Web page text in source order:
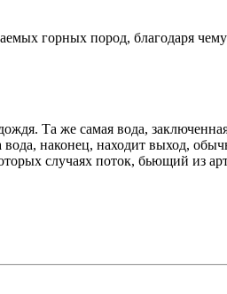
горных пород, благодаря
Та же самая вода,
наконец, находит выход,
случаях поток, бьющий из